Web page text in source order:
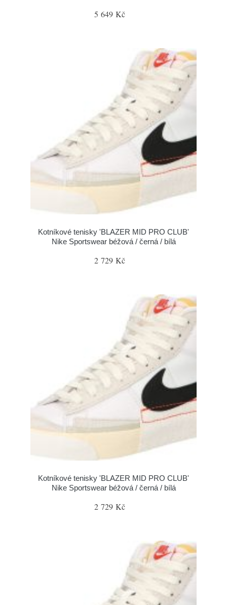
5 649 Kč
Kotníkové tenisky 'BLAZER MID PRO CLUB'
Nike Sportswear béžová / černá / bílá
2 729 Kč
Kotníkové tenisky 'BLAZER MID PRO CLUB'
Nike Sportswear béžová / černá / bílá
2 729 Kč